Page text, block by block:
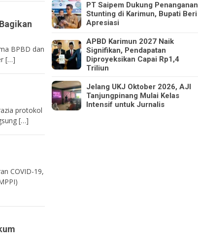
BPBD dan
[…]
protokol
[…]
COVID-19,
PT Saipem Dukung Penanganan
Stunting di Karimun, Bupati Beri
Apresiasi
APBD Karimun 2027 Naik
Signifikan, Pendapatan
Diproyeksikan Capai Rp1,4
Triliun
Jelang UKJ Oktober 2026, AJI
Tanjungpinang Mulai Kelas
Intensif untuk Jurnalis